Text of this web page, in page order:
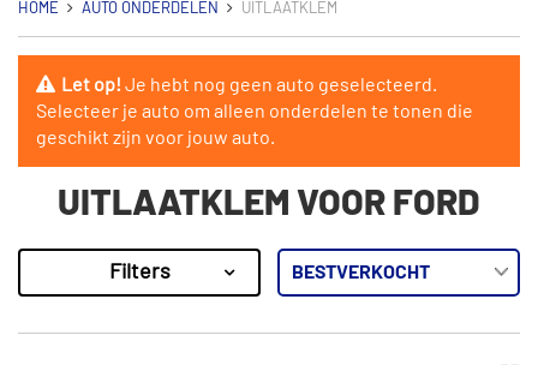
HOME AUTO ONDERDELEN UITLAATKLEM
Let op!Je hebt nog geen auto geselecteerd.
Selecteer je auto om alleen onderdelen te tonen die
geschikt zijn voor jouw auto.
UITLAATKLEM VOOR FORD
Resultaten
×
Filters